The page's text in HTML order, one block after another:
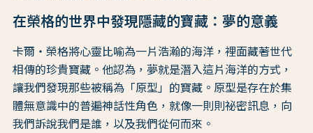
在榮格的世界中發現隱藏的寶藏：夢的意義
卡爾・榮格將心靈比喻為一片浩瀚的海洋，裡面藏著世代
相傳的珍貴寶藏。他認為，夢就是潛入這片海洋的方式，
讓我們發現那些被稱為「原型」的寶藏。原型是存在於集
體無意識中的普遍神話性角色，就像一則則祕密訊息，向
我們訴說我們是誰，以及我們從何而來。